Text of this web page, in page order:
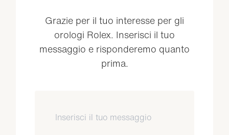
Grazie per il tuo interesse per gli
orologi Rolex. Inserisci il tuo
messaggio e risponderemo quanto
prima.